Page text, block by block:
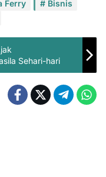
Ferry
Bisnis
Sehari-hari